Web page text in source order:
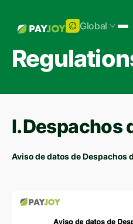
Global
I.Despachos
Aviso de datos de Despachos